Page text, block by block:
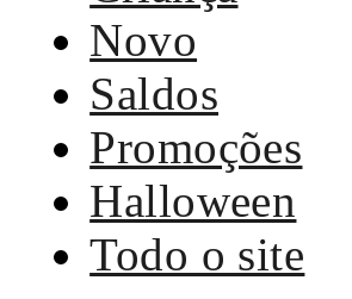
Novo
Saldos
Promoções
Halloween
Todo o site